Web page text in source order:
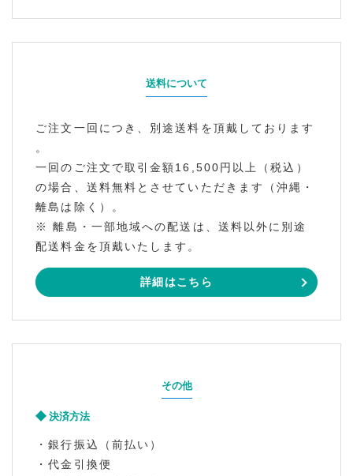
送料について
ご注文一回につき、別途送料を頂戴しております
。
一回のご注文で取引金額16,500円以上（税込）
の場合、送料無料とさせていただきます（沖縄・
離島は除く）。
※ 離島・一部地域への配送は、送料以外に別途
配送料金を頂戴いたします。
詳細はこちら
その他
決済方法
・銀行振込（前払い）
・代金引換便